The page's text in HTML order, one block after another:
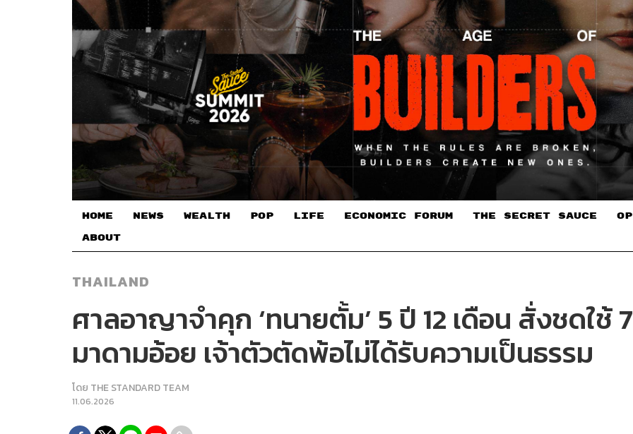
HOME NEWS WEALTH POP LIFE ECONOMIC FORUM THE SECRET SAUCE​
ABOUT
THAILAND
ศาลอาญาจำคุก ‘ทนายตั้ม’ 5 ปี 12 เดือน สั่งชดใช้
มาดามอ้อย เจ้าตัวตัดพ้อไม่ได้รับความเป็นธรรม
โดย THE STANDARD TEAM
11.06.2026